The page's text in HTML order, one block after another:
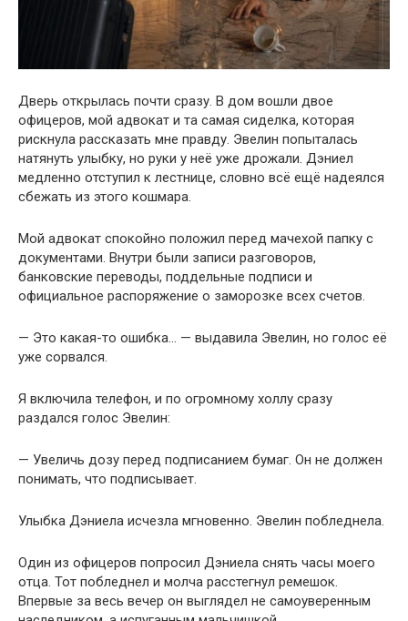
Дверь открылась почти сразу. В дом вошли двое
офицеров, мой адвокат и та самая сиделка, которая
рискнула рассказать мне правду. Эвелин попыталась
натянуть улыбку, но руки у неё уже дрожали. Дэниел
медленно отступил к лестнице, словно всё ещё надеялся
сбежать из этого кошмара.
Мой адвокат спокойно положил перед мачехой папку с
документами. Внутри были записи разговоров,
банковские переводы, поддельные подписи и
официальное распоряжение о заморозке всех счетов.
— Это какая-то ошибка… — выдавила Эвелин, но голос её
уже сорвался.
Я включила телефон, и по огромному холлу сразу
раздался голос Эвелин:
— Увеличь дозу перед подписанием бумаг. Он не должен
понимать, что подписывает.
Улыбка Дэниела исчезла мгновенно. Эвелин побледнела.
Один из офицеров попросил Дэниела снять часы моего
отца. Тот побледнел и молча расстегнул ремешок.
Впервые за весь вечер он выглядел не самоуверенным